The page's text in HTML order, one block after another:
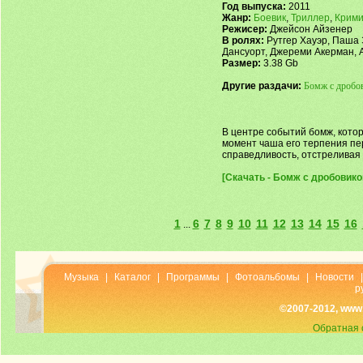
Год выпуска: 2011
Жанр: Боевик, Триллер,
Режисер: Джейсон Айзенер
В ролях: Рутгер Хауэр,
Дансуорт, Джереми Акерман,
Размер: 3.38 Gb
Другие раздачи: Бомж с
В центре событий бомж,
момент чаша его терпения
справедливость,
[Скачать - Бомж с
1... 6 7 8 9 10 11 12 13 14 15 16
Музыка Каталог Программы Фотоальбомы Новости
©2007-2012,
Обратная